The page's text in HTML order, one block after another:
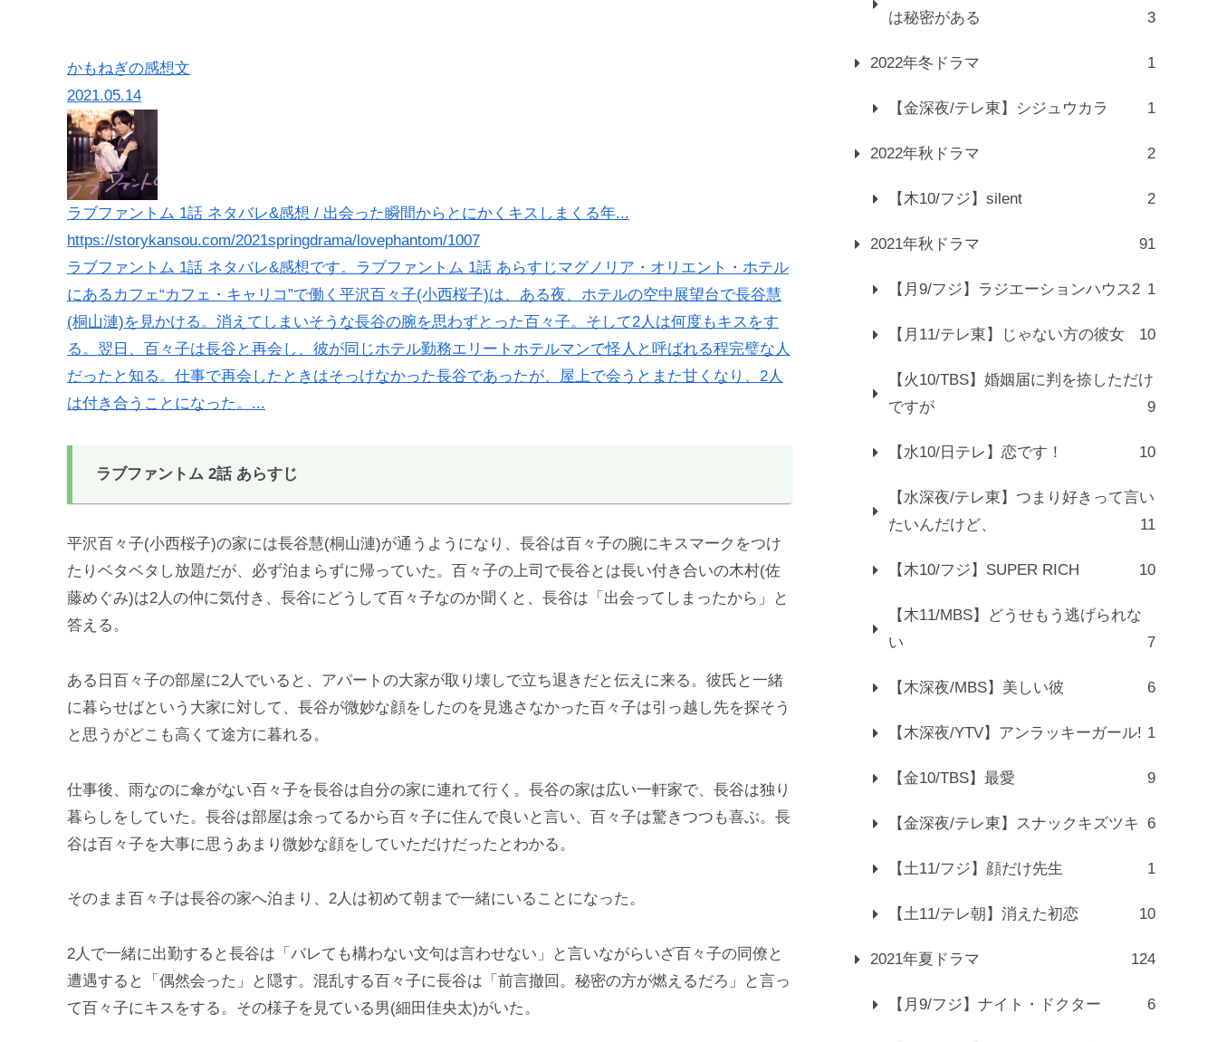
かもねぎの感想文
2021.05.14
ラブファントム 1話 ネタバレ&感想 / 出会った瞬間からとにかくキスしまくる年...
https://storykansou.com/2021springdrama/lovephantom/1007
ラブファントム 1話 ネタバレ&感想です。ラブファントム 1話 あらすじマグノリア・オリエント・ホテル
にあるカフェ“カフェ・キャリコ”で働く平沢百々子(小西桜子)は、ある夜、ホテルの空中展望台で長谷慧
(桐山漣)を見かける。消えてしまいそうな長谷の腕を思わずとった百々子。そして2人は何度もキスをす
る。翌日、百々子は長谷と再会し、彼が同じホテル勤務エリートホテルマンで怪人と呼ばれる程完璧な人
だったと知る。仕事で再会したときはそっけなかった長谷であったが、屋上で会うとまた甘くなり、2人
は付き合うことになった。...
ラブファントム 2話 あらすじ
平沢百々子(小西桜子)の家には長谷慧(桐山漣)が通うようになり、長谷は百々子の腕にキスマークをつけ
たりベタベタし放題だが、必ず泊まらずに帰っていた。百々子の上司で長谷とは長い付き合いの木村(佐
藤めぐみ)は2人の仲に気付き、長谷にどうして百々子なのか聞くと、長谷は「出会ってしまったから」と
答える。
ある日百々子の部屋に2人でいると、アパートの大家が取り壊しで立ち退きだと伝えに来る。彼氏と一緒
に暮らせばという大家に対して、長谷が微妙な顔をしたのを見逃さなかった百々子は引っ越し先を探そう
と思うがどこも高くて途方に暮れる。
仕事後、雨なのに傘がない百々子を長谷は自分の家に連れて行く。長谷の家は広い一軒家で、長谷は独り
暮らしをしていた。長谷は部屋は余ってるから百々子に住んで良いと言い、百々子は驚きつつも喜ぶ。長
谷は百々子を大事に思うあまり微妙な顔をしていただけだったとわかる。
そのまま百々子は長谷の家へ泊まり、2人は初めて朝まで一緒にいることになった。
2人で一緒に出勤すると長谷は「バレても構わない文句は言わせない」と言いながらいざ百々子の同僚と
遭遇すると「偶然会った」と隠す。混乱する百々子に長谷は「前言撤回。秘密の方が燃えるだろ」と言っ
て百々子にキスをする。その様子を見ている男(細田佳央太)がいた。
は秘密がある
3
2022年冬ドラマ 1
【金深夜/テレ東】シジュウカラ 1
2022年秋ドラマ 2
【木10/フジ】silent 2
2021年秋ドラマ 91
【月9/フジ】ラジエーションハウス2 1
【月11/テレ東】じゃない方の彼女 10
【火10/TBS】婚姻届に判を捺しただけ
ですが
9
【水10/日テレ】恋です！ 10
【水深夜/テレ東】つまり好きって言い
たいんだけど、
11
【木10/フジ】SUPER RICH 10
【木11/MBS】どうせもう逃げられな
い
7
【木深夜/MBS】美しい彼 6
【木深夜/YTV】アンラッキーガール! 1
【金10/TBS】最愛 9
【金深夜/テレ東】スナックキズツキ 6
【土11/フジ】顔だけ先生 1
【土11/テレ朝】消えた初恋 10
2021年夏ドラマ 124
【月9/フジ】ナイト・ドクター 6